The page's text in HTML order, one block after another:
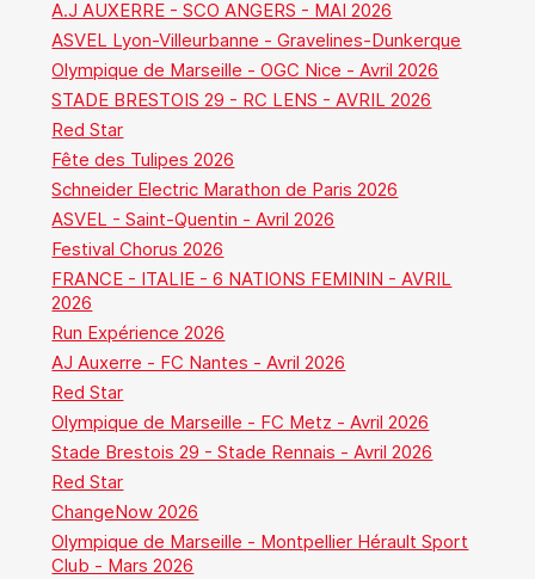
A.J AUXERRE - SCO ANGERS - MAI 2026
ASVEL Lyon-Villeurbanne - Gravelines-Dunkerque
Olympique de Marseille - OGC Nice - Avril 2026
STADE BRESTOIS 29 - RC LENS - AVRIL 2026
Red Star
Fête des Tulipes 2026
Schneider Electric Marathon de Paris 2026
ASVEL - Saint-Quentin - Avril 2026
Festival Chorus 2026
FRANCE - ITALIE - 6 NATIONS FEMININ - AVRIL
2026
Run Expérience 2026
AJ Auxerre - FC Nantes - Avril 2026
Red Star
Olympique de Marseille - FC Metz - Avril 2026
Stade Brestois 29 - Stade Rennais - Avril 2026
Red Star
ChangeNow 2026
Olympique de Marseille - Montpellier Hérault Sport
Club - Mars 2026